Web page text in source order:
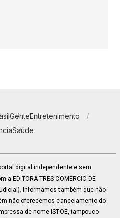
GenteEntretenimento
Saúde
digital independente e sem
EDITORA TRES COMÉRCIO DE
Informamos também que não
não oferecemos cancelamento do
de nome ISTOÉ, tampouco